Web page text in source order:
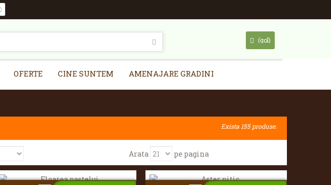
(gol)
OFERTE CINE SUNTEM AMENAJARE GRADINI
Exista 155 produse.
Arata pe pagina